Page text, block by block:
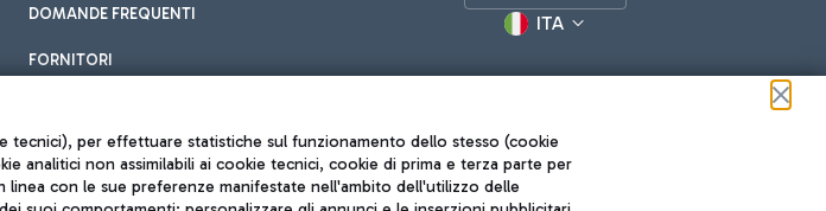
DOMANDE FREQUENTI
FORNITORI
ITA
per effettuare statistiche sul funzionamento dello stesso (cookie
analitici non assimilabili ai cookie tecnici, cookie di prima e terza parte per
con le sue preferenze manifestate nell'ambito dell'utilizzo delle